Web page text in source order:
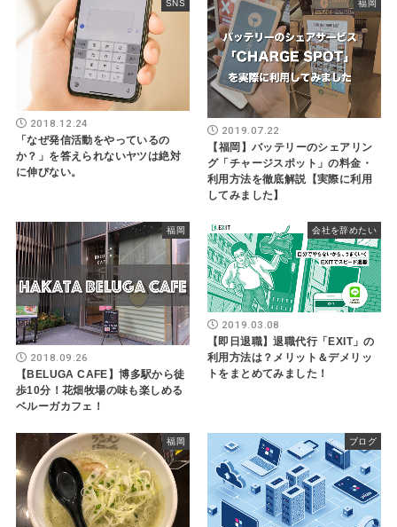
SNS
2018.12.24
「なぜ発信活動をやっているの
か？」を答えられないヤツは絶対
に伸びない。
福岡
2019.07.22
【福岡】バッテリーのシェアリン
グ「チャージスポット」の料金・
利用方法を徹底解説【実際に利用
してみました】
福岡
2018.09.26
【BELUGA CAFE】博多駅から徒
歩10分！花畑牧場の味も楽しめる
ベルーガカフェ！
会社を辞めたい
2019.03.08
【即日退職】退職代行「EXIT」の
利用方法は？メリット＆デメリッ
トをまとめてみました！
福岡 ブログ